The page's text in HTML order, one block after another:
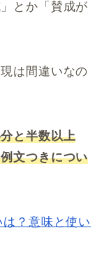
とか「賛成が
は間違いなの
と半数以上
文つきについ
？意味と使い